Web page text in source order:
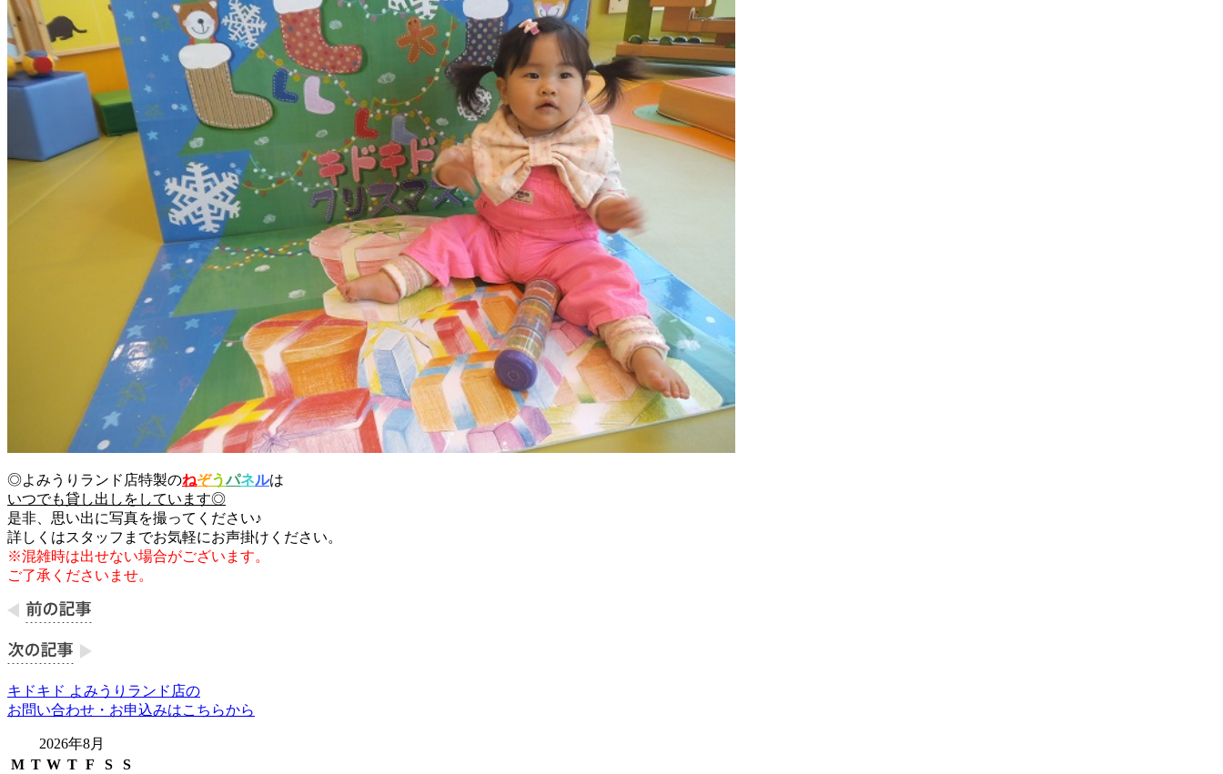
◎よみうりランド店特製のねぞうパネルは
いつでも貸し出しをしています◎
是非、思い出に写真を撮ってください♪
詳しくはスタッフまでお気軽にお声掛けください。
※混雑時は出せない場合がございます。
ご了承くださいませ。
キドキド よみうりランド店の
お問い合わせ・お申込みはこちらから
2026年8月
M T W T F S
S